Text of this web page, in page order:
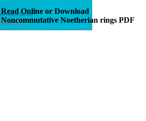
ring idea and its functions to different parts
of arithmetic.
Read Online or Download
Noncommutative Noetherian rings PDF